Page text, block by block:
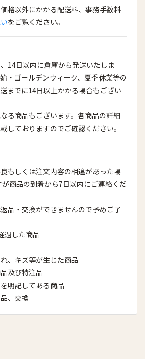
格以外にかかる配送料、事務手数料
をご覧ください。
14日以内に倉庫から発送いたしま
・ゴールデンウィーク、夏季休業等の
までに14日以上かかる場合もござい
る商品もございます。各商品の詳細
しておりますのでご確認ください。
もしくは注文内容の相違があった場
商品の到着から7日以内にご連絡くだ
品・交換ができませんので予めご了
過した商品
、キズ等が生じた商品
及び特注品
明記してある商品
、交換